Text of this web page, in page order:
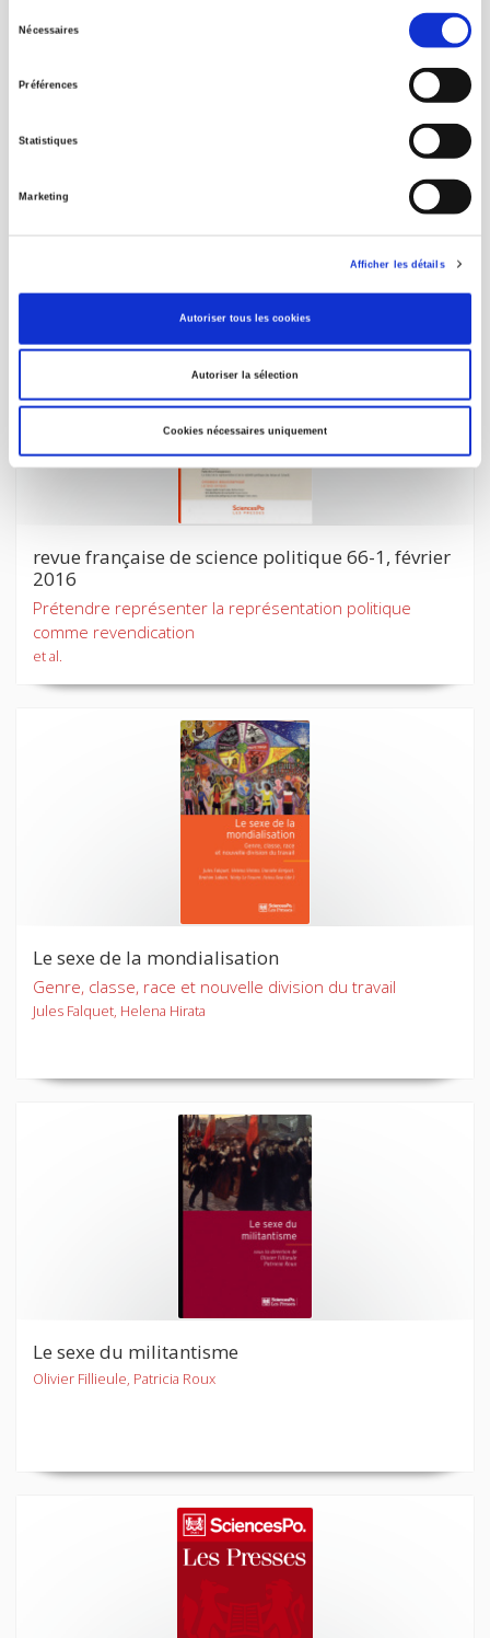
Nécessaires
Préférences
Statistiques
Marketing
Afficher les détails
Autoriser tous les cookies
Autoriser la sélection
Cookies nécessaires uniquement
Un rendez-vous manqué
revue française de science politique 66-1, février
2016
Prétendre représenter la représentation politique
comme revendication
et al.
Le sexe de la mondialisation
Genre, classe, race et nouvelle division du travail
Jules Falquet, Helena Hirata
Le sexe du militantisme
Olivier Fillieule, Patricia Roux